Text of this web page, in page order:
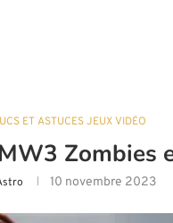
ET ASTUCES JEUX VIDÉO
Zombies
10 novembre 2023